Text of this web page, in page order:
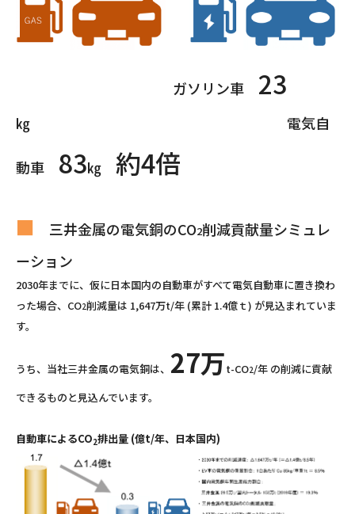
ガソリン車 23
㎏ 電気自
動車 83㎏ 約4倍
■ 三井金属の電気銅のCO2削減貢献量シミュレ
ーション
2030年までに、仮に日本国内の自動車がすべて電気自動車に置き換わ
った場合、CO2削減量は 1,647万t/年 (累計 1.4億ｔ) が見込まれていま
す。
うち、当社三井金属の電気銅は、 27万t-CO2/年 の削減に貢献
できるものと見込んでいます。
自動車によるCO2排出量 (億t/年、日本国内)